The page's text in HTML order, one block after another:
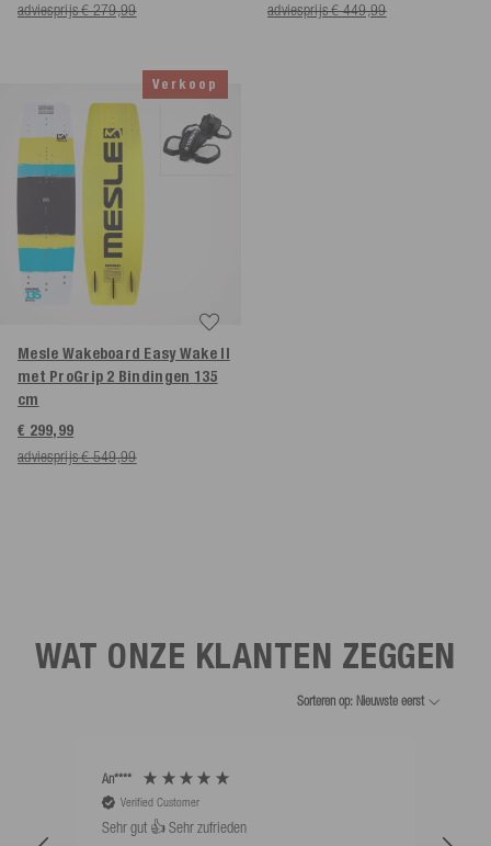
adviesprijs € 279,99 adviesprijs € 449,99
Verkoop
Mesle Wakeboard Easy Wake II
met ProGrip 2 Bindingen 135
cm
€ 299,99
adviesprijs € 549,99
WAT ONZE KLANTEN ZEGGEN
Sorteren op: Nieuwste eerst
An****
Verified Customer
Sehr gut 👍 Sehr zufrieden